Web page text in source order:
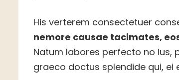
His verterem consectetuer
nemore causae tacimates,
Natum labores perfecto no ius,
graeco doctus splendide qui, ei